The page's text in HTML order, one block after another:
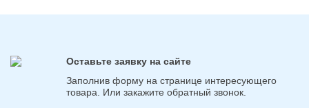
Оставьте заявку на сайте
Заполнив форму на странице интересующего
товара. Или закажите обратный звонок.